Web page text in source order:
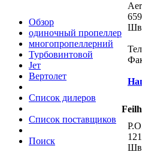
Обзор
одиночный пропеллер
многопропеллерний
Турбовинтовой
Jет
Вертолет
Список дилеров
Список поставщиков
Поиск